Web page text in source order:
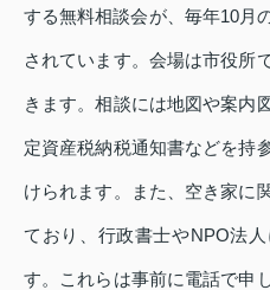
する無料相談会が、毎年10月
されています。会場は市役所
きます。相談には地図や案内
定資産税納税通知書などを持
けられます。また、空き家に
ており、行政書士やNPO法
す。これらは事前に電話で申